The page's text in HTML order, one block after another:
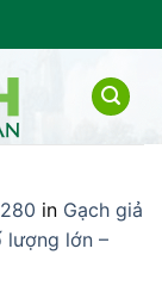
in Gạch giả
lượng lớn –